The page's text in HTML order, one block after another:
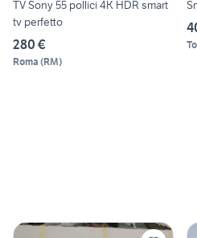
TV Sony 55 pollici 4K HDR smart
tv perfetto
280 €
Roma (RM)